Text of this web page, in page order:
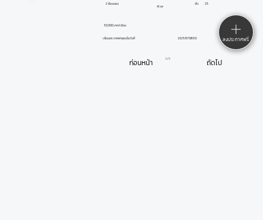
30,000 บาท/เดือน
2 ห้องนอน
41 m²
ชั้น 25
เลื่อนประกาศล่าสุดเมื่อวันที่ 20/3/67 08:50
ถัดไป
ก่อนหน้า 1 / 1
ลงประกาศฟรี